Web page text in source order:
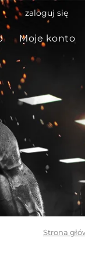
zaloguj się
Moje konto
Strona